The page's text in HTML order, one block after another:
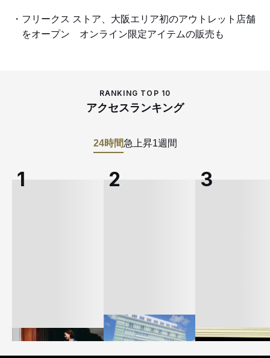
フリークス ストア、大阪エリア初のアウトレット店舗
をオープン オンライン限定アイテムの販売も
RANKING TOP 10
アクセスランキング
24時間急上昇1週間